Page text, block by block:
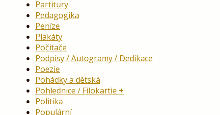
Partitury
Pedagogika
Peníze
Plakáty
Počítače
Podpisy / Autogramy / Dedikace
Poezie
Pohádky a dětská
Pohlednice / Filokartie
Politika
Populární